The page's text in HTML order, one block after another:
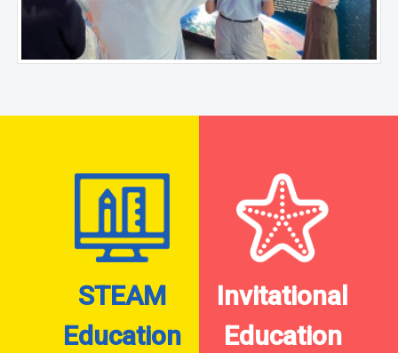
STEAM
Education
Invitational
Education